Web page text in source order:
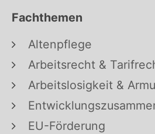
Fachthemen
Altenpflege
Arbeitsrecht &
Arbeitslosigkeit &
EU-Förderung